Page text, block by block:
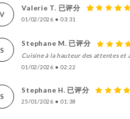
V
Valerie T. 已评分
01/02/2026 • 03:31
S
Stephane M. 已评分
Cuisine à la hauteur des attentes
01/02/2026 • 02:22
S
Stephane H. 已评分
25/01/2026 • 01:38